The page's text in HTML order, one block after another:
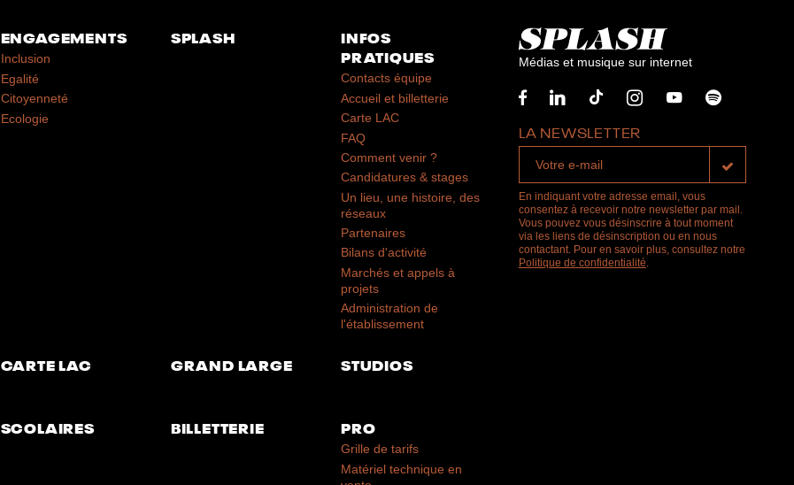
ENGAGEMENTS
Inclusion
Egalité
Citoyenneté
Ecologie
SPLASH
INFOS
PRATIQUES
Contacts équipe
Accueil et billetterie
Carte LAC
FAQ
Comment venir ?
Candidatures & stages
Un lieu, une histoire, des
réseaux
Partenaires
Bilans d'activité
Marchés et appels à
projets
Administration de
l'établissement
CARTE LAC GRAND LARGE STUDIOS
SCOLAIRES BILLETTERIE PRO
Grille de tarifs
Matériel technique en
Médias et musique sur internet
LA NEWSLETTER
En indiquant votre adresse email, vous
consentez à recevoir notre newsletter par mail.
Vous pouvez vous désinscrire à tout moment
via les liens de désinscription ou en nous
contactant. Pour en savoir plus, consultez notre
Politique de confidentialité.